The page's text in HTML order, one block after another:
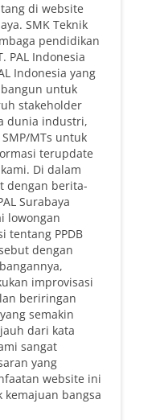
di website
SMK Teknik
pendidikan
PAL Indonesia
Indonesia yang
untuk
stakeholder
dunia industri,
MTs untuk
terupdate
Di dalam
dengan berita-
Surabaya
lowongan
tentang PPDB
dengan
improvisasi
beriringan
semakin
dari kata
sangat
yang
website ini
bangsa